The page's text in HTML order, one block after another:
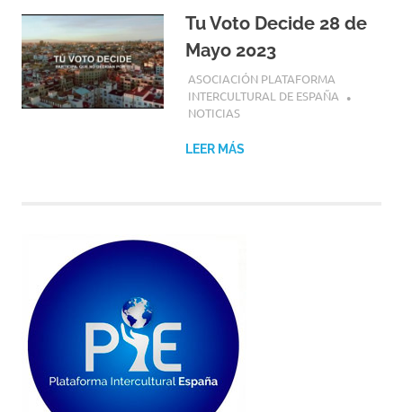
Tu Voto Decide 28 de
Mayo 2023
17 ABRIL, 2023
ASOCIACIÓN PLATAFORMA
INTERCULTURAL DE ESPAÑA
NOTICIAS
LEER MÁS